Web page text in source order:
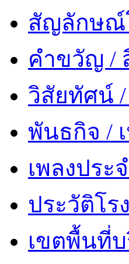
สัญลักษณ์
คำขวัญ /
วิสัยทัศน์
พันธกิจ /
เพลงประ
ประวัติโร
เขตพื้นที่